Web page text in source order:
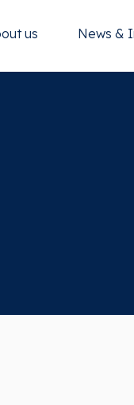
us News &